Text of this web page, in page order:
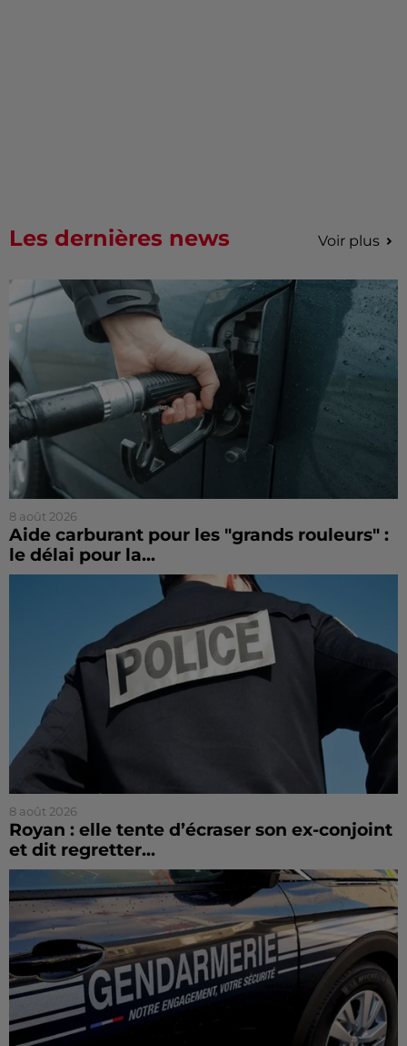
Les dernières news Voir plus
8 août 2026
Aide carburant pour les "grands rouleurs" :
le délai pour la...
8 août 2026
Royan : elle tente d’écraser son ex-conjoint
et dit regretter...